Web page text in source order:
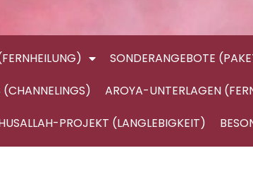
SONDERANGEBOTE
AROYA-UNTERLAGEN
PROJEKT (LANGLEBIGKEIT)